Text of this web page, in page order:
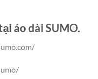
áo dài SUMO.